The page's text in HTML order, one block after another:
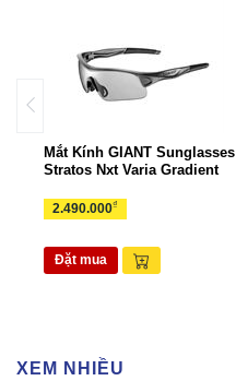
Mắt Kính GIANT Sunglasses
Stratos Nxt Varia Gradient
2.490.000₫
Đặt mua
XEM NHIỀU